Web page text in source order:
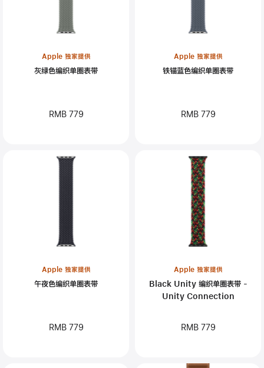
Apple 独家提供
灰绿色编织单圈表带
RMB 779
Apple 独家提供
铁锚蓝色编织单圈表带
RMB 779
Apple 独家提供
午夜色编织单圈表带
RMB 779
Apple 独家提供
Black Unity 编织单圈表带 -
Unity Connection
RMB 779